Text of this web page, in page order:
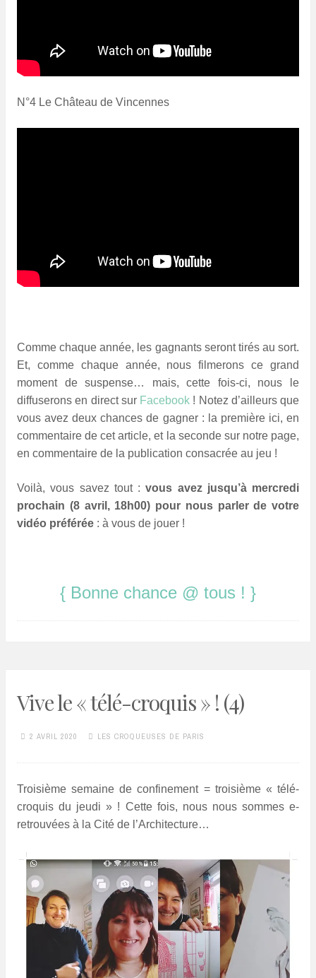
N°4 Le Château de Vincennes
Comme chaque année, les gagnants seront tirés au sort.
Et, comme chaque année, nous filmerons ce grand
moment de suspense… mais, cette fois-ci, nous le
diffuserons en direct sur Facebook ! Notez d’ailleurs que
vous avez deux chances de gagner : la première ici, en
commentaire de cet article, et la seconde sur notre page,
en commentaire de la publication consacrée au jeu !
Voilà, vous savez tout :vous avez jusqu’à mercredi
prochain (8 avril, 18h00) pour nous parler de votre
vidéo préférée : à vous de jouer !
{ Bonne chance @ tous ! }
Vive le « télé-croquis » ! (4)
2 AVRIL 2020 LES CROQUEUSES DE PARIS
Troisième semaine de confinement = troisième « télé-
croquis du jeudi » ! Cette fois, nous nous sommes e-
retrouvées à la Cité de l’Architecture…